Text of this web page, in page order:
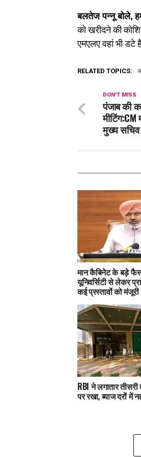
बलतेज पन्नू बोले,
को खरीदने की
एमएलए वहां भी डटे
RELATED TOPICS:
DON'T MISS
पंजाब की
मुख्य सचिव
मान कैबिनेट के बड़े
यूनिवर्सिटी से लेकर
कई प्रस्तावों को मंजूरी
RBI ने लगातार
पर रखा, ब्याज दरों में